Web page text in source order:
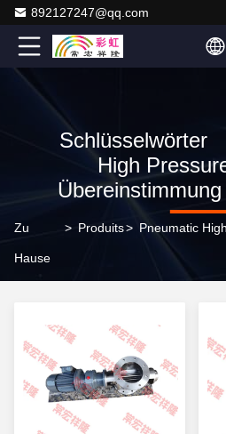
892127247@qq.com
Schlüsselwörter
High
Zu
Hause
> Produits>